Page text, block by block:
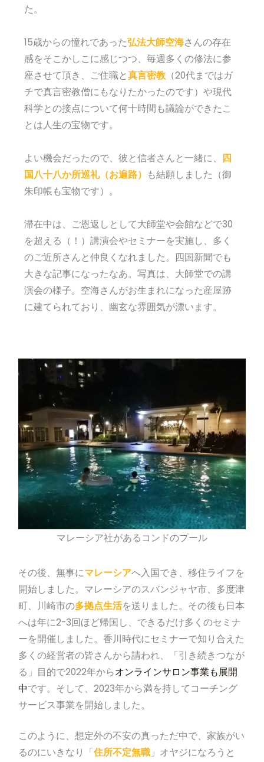
た。
15歳からの憧れであった弘法大師空海さんの存在
感をそこかしこに感じつつ、毎週多くの修法に参
座させて頂き、ご住職と真言密教 （20代まではガ
チで真言密教僧にもなりたかったのです）や現代
科学との接点について何十時間も議論ができたこ
とは人生の宝物です。
よい機会だったので、彼と信者さんと一緒に、 四
国八十八か所巡礼（お遍路） も結願しました（御
朱印帳も宝物です）。
滞在中は、ご恩返しとして大師堂や会館などで30
を超える（！）講演会やセミナーを実施し、多く
のご近所さんと仲良くなれました。四国新聞でも
大きな記事になったなあ。写真は、大師堂での講
演会の様子。空海さんがお生まれになった産屋跡
に建てられており、幽玄な雰囲気が漂います。
マレーシア社があるコンドのプール
その後、無事にマレーシアへ入国でき、移住ライフを
開始しました。マレーシアのスバンジャヤ市、多度津
町、川崎市の多拠点生活を送りました。その後も日本
へは年に2-3回ほど帰国し、できるだけ多くのセミナ
ーを開催しました。香川時代にセミナーで知り合えた
多くの経営者の皆さんから請われ、「引き続きつなが
る」目的で2022年からオンラインサロン事業も展開
中です。そして、2023年から満を持してコーチング
サービス事業を開始しました。
このように、想定外の不安の真っただ中で、家族がい
るのにいきなり「住所不定無職 」オヤジになろうと